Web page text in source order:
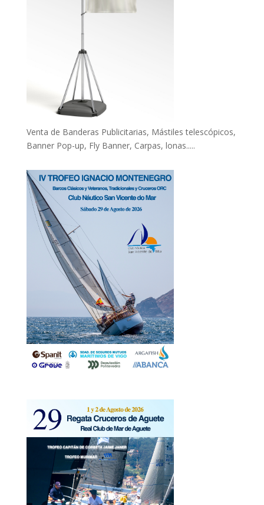
Venta de Banderas Publicitarias, Mástiles telescópicos,
Banner Pop-up, Fly Banner, Carpas, lonas.....